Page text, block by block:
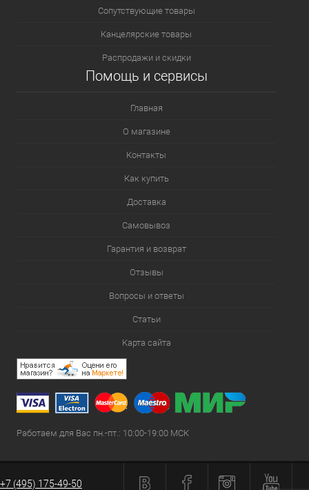
Сопутствующие товары
Канцелярские товары
Распродажи и скидки
Помощь и сервисы
Главная
О магазине
Контакты
Как купить
Доставка
Самовывоз
Гарантия и возврат
Отзывы
Вопросы и ответы
Статьи
Карта сайта
Работаем для Вас пн.-пт.: 10:00-19:00 МСК
+7 (495) 175-49-50